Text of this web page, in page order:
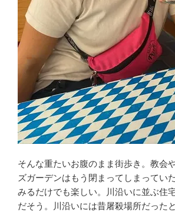
そんな重たいお腹のまま街歩き。教会
ズガーデンはもう閉まってしまってい
みるだけでも楽しい。川沿いに並ぶ住
だそう。川沿いには昔屠殺場所だった